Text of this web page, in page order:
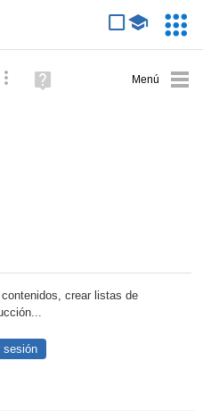
Búsqueda avanzada
Ayuda
(en
crear listas de
sesión